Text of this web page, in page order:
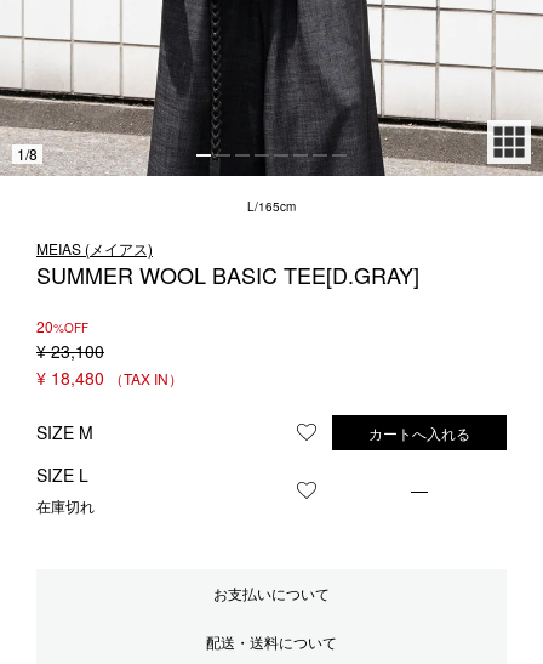
1/8
L/165cm
MEIAS (メイアス)
SUMMER WOOL BASIC TEE[D.GRAY]
20%OFF
¥ 23,100
¥ 18,480
SIZE M お気に入りに登録する
カートへ入れる
SIZE L
在庫切れ お気に入りに登録する
—
お支払いについて
配送・送料について